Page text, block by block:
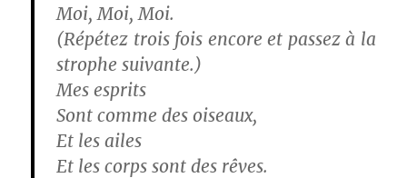
Moi, Moi, Moi.
(Répétez trois fois encore et passez à la
strophe suivante.)
Mes esprits
Sont comme des oiseaux,
Et les ailes
Et les corps sont des rêves.